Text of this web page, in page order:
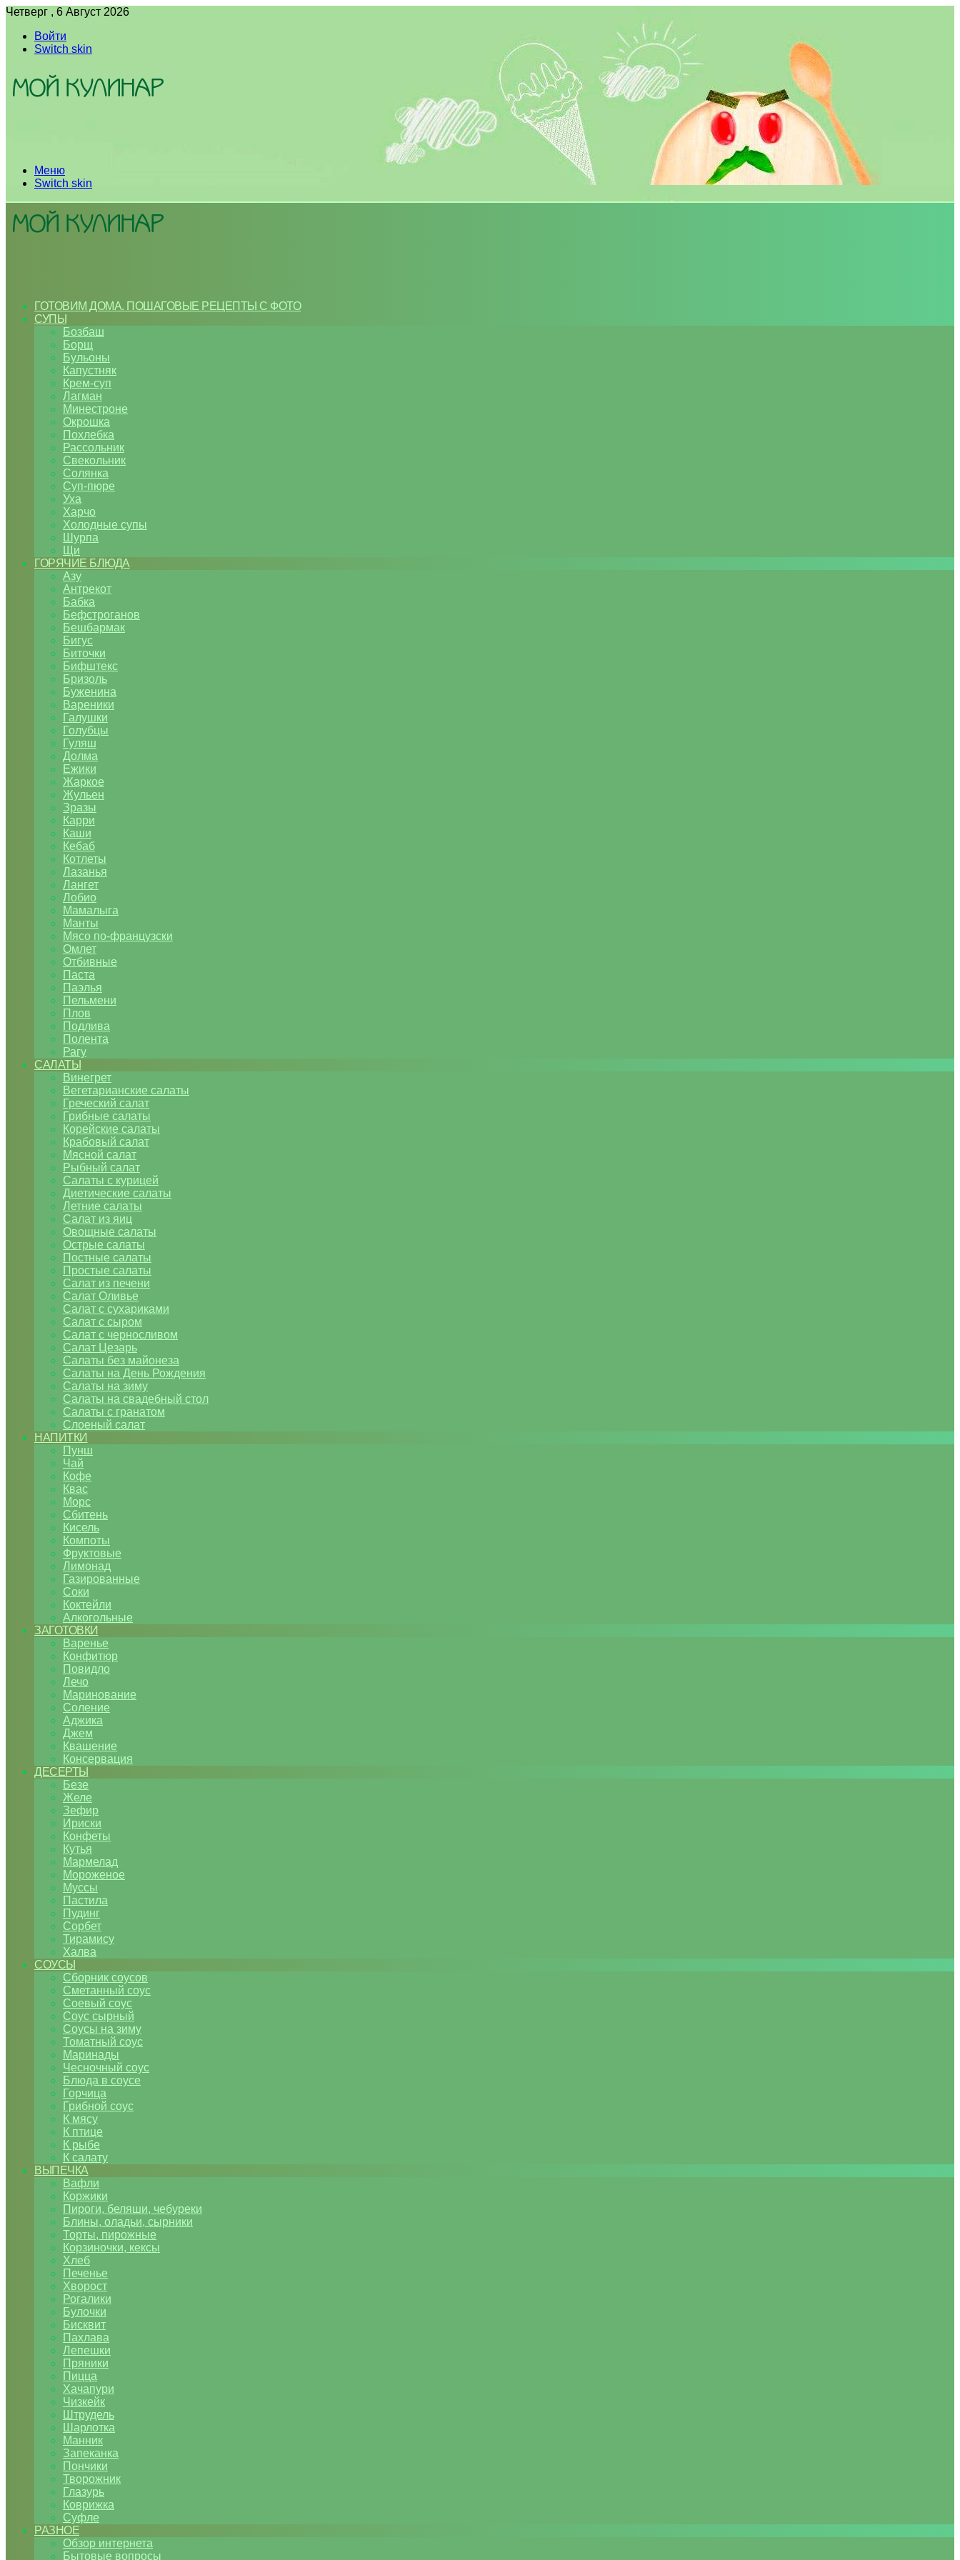
Четверг , 6 Август 2026
Войти
Switch skin
Меню
Switch skin
ГОТОВИМ ДОМА. ПОШАГОВЫЕ РЕЦЕПТЫ С ФОТО
СУПЫ
Бозбаш
Борщ
Бульоны
Капустняк
Крем-суп
Лагман
Минестроне
Окрошка
Похлебка
Рассольник
Свекольник
Солянка
Суп-пюре
Уха
Харчо
Холодные супы
Шурпа
Щи
ГОРЯЧИЕ БЛЮДА
Азу
Антрекот
Бабка
Бефстроганов
Бешбармак
Бигус
Биточки
Бифштекс
Бризоль
Буженина
Вареники
Галушки
Голубцы
Гуляш
Долма
Ежики
Жаркое
Жульен
Зразы
Карри
Каши
Кебаб
Котлеты
Лазанья
Лангет
Лобио
Мамалыга
Манты
Мясо по-французски
Омлет
Отбивные
Паста
Паэлья
Пельмени
Плов
Подлива
Полента
Рагу
САЛАТЫ
Винегрет
Вегетарианские салаты
Греческий салат
Грибные салаты
Корейские салаты
Крабовый салат
Мясной салат
Рыбный салат
Салаты с курицей
Диетические салаты
Летние салаты
Салат из яиц
Овощные салаты
Острые салаты
Постные салаты
Простые салаты
Салат из печени
Салат Оливье
Салат с сухариками
Салат с сыром
Салат с черносливом
Салат Цезарь
Салаты без майонеза
Салаты на День Рождения
Салаты на зиму
Салаты на свадебный стол
Салаты с гранатом
Слоеный салат
НАПИТКИ
Пунш
Чай
Кофе
Квас
Морс
Сбитень
Кисель
Компоты
Фруктовые
Лимонад
Газированные
Соки
Коктейли
Алкогольные
ЗАГОТОВКИ
Варенье
Конфитюр
Повидло
Лечо
Маринование
Соление
Аджика
Джем
Квашение
Консервация
ДЕСЕРТЫ
Безе
Желе
Зефир
Ириски
Конфеты
Кутья
Мармелад
Мороженое
Муссы
Пастила
Пудинг
Сорбет
Тирамису
Халва
СОУСЫ
Сборник соусов
Сметанный соус
Соевый соус
Соус сырный
Соусы на зиму
Томатный соус
Маринады
Чесночный соус
Блюда в соусе
Горчица
Грибной соус
К мясу
К птице
К рыбе
К салату
ВЫПЕЧКА
Вафли
Коржики
Пироги, беляши, чебуреки
Блины, оладьи, сырники
Торты, пирожные
Корзиночки, кексы
Хлеб
Печенье
Хворост
Рогалики
Булочки
Бисквит
Пахлава
Лепешки
Пряники
Пицца
Хачапури
Чизкейк
Штрудель
Шарлотка
Манник
Запеканка
Пончики
Творожник
Глазурь
Коврижка
Суфле
РАЗНОЕ
Обзор интернета
Бытовые вопросы